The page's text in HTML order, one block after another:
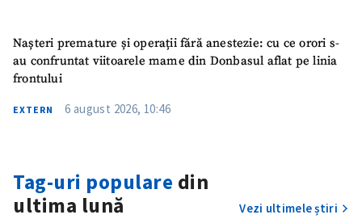
Nașteri premature și operații fără anestezie: cu ce orori s-
au confruntat viitoarele mame din Donbasul aflat pe linia
frontului
EXTERN 6 august 2026, 10:46
Tag-uri populare din
ultima lună
Vezi ultimele știri